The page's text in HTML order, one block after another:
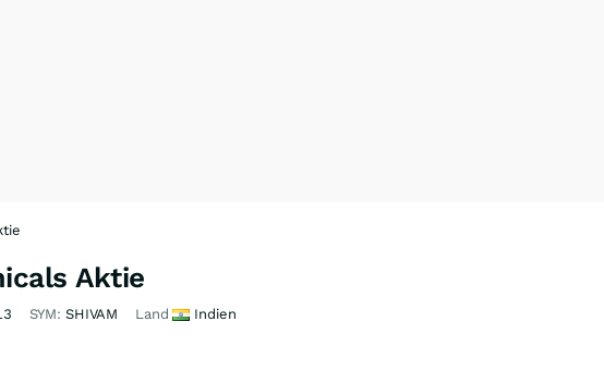
Aktie
SYM: SHIVAM Land Indien